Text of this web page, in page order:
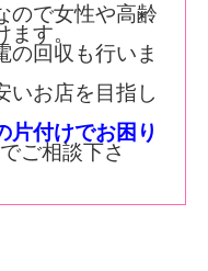
ので女性や高齢
す。
の回収も行いま
いお店を目指し
片付けでお困り
ご相談下さ